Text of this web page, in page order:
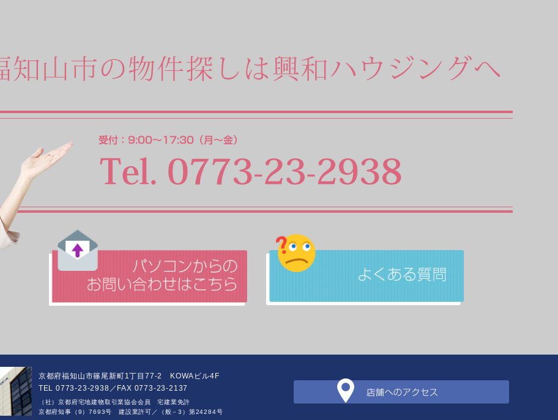
京都府福知山市篠尾新町1丁目77-2 KOWAビル4F
TEL 0773-23-2938／FAX 0773-23-2137
（社）京都府宅地建物取引業協会会員 宅建業免許
京都府知事（9）7693号 建設業許可／（般－3）第24284号